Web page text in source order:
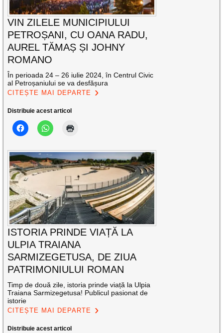
VIN ZILELE MUNICIPIULUI
PETROȘANI, CU OANA RADU,
AUREL TĂMAȘ ȘI JOHNY
ROMANO
În perioada 24 – 26 iulie 2024, în Centrul Civic
al Petroșaniului se va desfășura
CITEȘTE MAI DEPARTE
Distribuie acest articol
ISTORIA PRINDE VIAȚĂ LA
ULPIA TRAIANA
SARMIZEGETUSA, DE ZIUA
PATRIMONIULUI ROMAN
Timp de două zile, istoria prinde viață la Ulpia
Traiana Sarmizegetusa! Publicul pasionat de
istorie
CITEȘTE MAI DEPARTE
Distribuie acest articol